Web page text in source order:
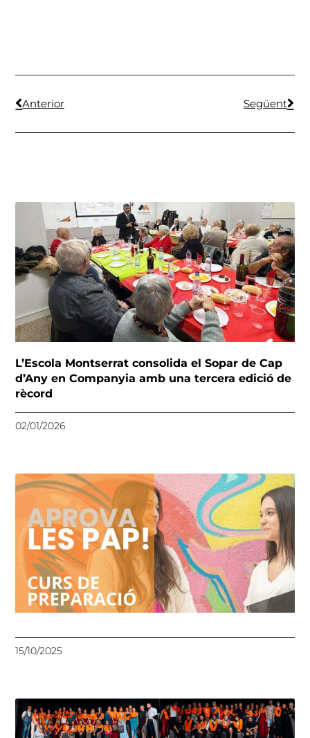
Anterior Següent
L’Escola Montserrat consolida el Sopar de Cap
d’Any en Companyia amb una tercera edició de
rècord
02/01/2026
15/10/2025